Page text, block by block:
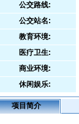
公交路线:
公交站名:
教育环境:
医疗卫生:
商业环境:
休闲娱乐:
项目简介